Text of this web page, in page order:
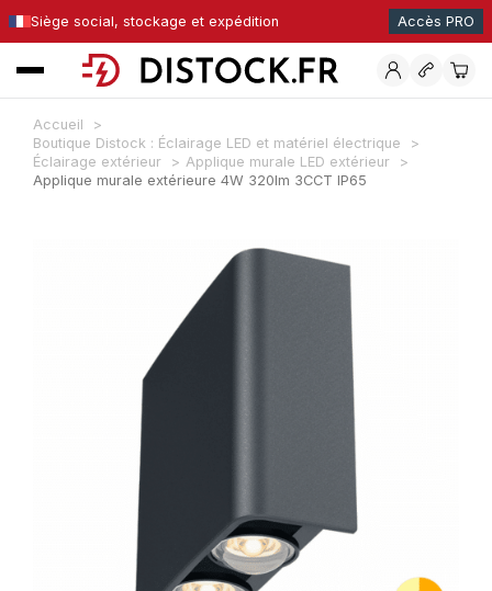
Siège social, stockage et expédition Accès PRO
Accueil
Boutique Distock : Éclairage LED et matériel électrique
Éclairage extérieur
Applique murale LED extérieur
Applique murale extérieure 4W 320lm 3CCT IP65